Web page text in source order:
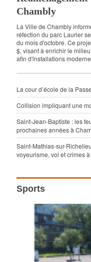
Chambly
La Ville de Chambly
réfection du parc Laurier
du mois d'octobre. Ce
$, visant à enrichir le
afin d'installations
La cour d’école de la
Collision impliquant une
Saint-Jean-Baptiste : les
prochaines années à
Saint-Mathias-sur-
voyeurisme, vol et crimes
Sports